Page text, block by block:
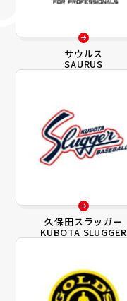
サウルス
SAURUS
久保田スラッガー
KUBOTA SLUGGER